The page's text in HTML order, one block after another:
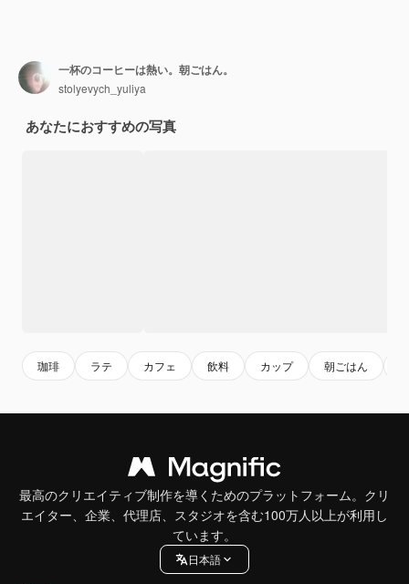
一杯のコーヒーは熱い。朝ごはん。
stolyevych_yuliya
あなたにおすすめの写真
珈琲 ラテ カフェ 飲料 カップ 朝ごはん
最高のクリエイティブ制作を導くためのプラットフォーム。クリ
エイター、企業、代理店、スタジオを含む100万人以上が利用し
ています。
日本語